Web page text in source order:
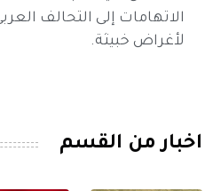
الاتهامات إلى التحالف
لأغراض خبيثة.
اخبار من القسم